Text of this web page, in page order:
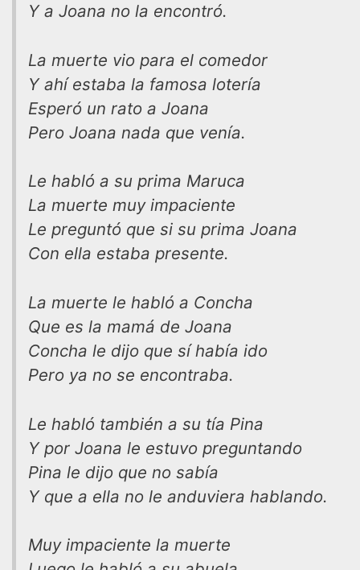
Y a Joana no la encontró.
La muerte vio para el comedor
Y ahí estaba la famosa lotería
Esperó un rato a Joana
Pero Joana nada que venía.
Le habló a su prima Maruca
La muerte muy impaciente
Le preguntó que si su prima Joana
Con ella estaba presente.
La muerte le habló a Concha
Que es la mamá de Joana
Concha le dijo que sí había ido
Pero ya no se encontraba.
Le habló también a su tía Pina
Y por Joana le estuvo preguntando
Pina le dijo que no sabía
Y que a ella no le anduviera hablando.
Muy impaciente la muerte